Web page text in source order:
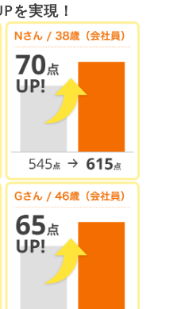
を実現！